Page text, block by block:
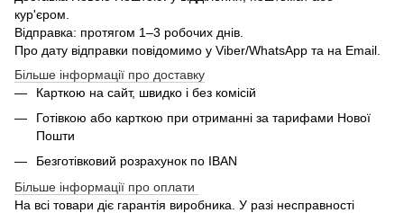
кур'єром.
Відправка: протягом 1–3 робочих днів.
Про дату відправки повідомимо у Viber/WhatsApp та на Email.
Більше інформації про доставку
Карткою на сайт, швидко і без комісій
Готівкою або карткою при отриманні за тарифами Нової
Пошти
Безготівковий розрахунок по IBAN
Більше інформації про оплати
На всі товари діє гарантія виробника. У разі несправності